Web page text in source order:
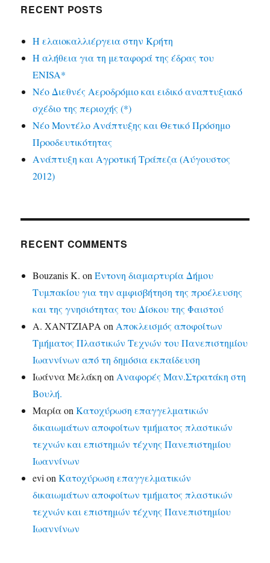
RECENT POSTS
Η ελαιοκαλλιέργεια στην Κρήτη
Η αλήθεια για τη μεταφορά της έδρας του
ENISA*
Νέο Διεθνές Αεροδρόμιο και ειδικό αναπτυξιακό
σχέδιο της περιοχής (*)
Νέο Μοντέλο Ανάπτυξης και Θετικό Πρόσημο
Προοδευτικότητας
Ανάπτυξη και Αγροτική Τράπεζα (Αύγουστος
2012)
RECENT COMMENTS
Bouzanis K. onΈντονη διαμαρτυρία Δήμου
Τυμπακίου για την αμφισβήτηση της προέλευσης
και της γνησιότητας του Δίσκου της Φαιστού
Α. ΧΑΝΤΖΙΑΡΑ on Αποκλεισμός αποφοίτων
Τμήματος Πλαστικών Τεχνών του Πανεπιστημίου
Ιωαννίνων από τη δημόσια εκπαίδευση
Ιωάννα Μελάκη on Αναφορές Μαν.Στρατάκη στη
Βουλή.
ΜαρίαonΚατοχύρωση επαγγελματικών
δικαιωμάτων αποφοίτων τμήματος πλαστικών
τεχνών και επιστημών τέχνης Πανεπιστημίου
Ιωαννίνων
evi onΚατοχύρωση επαγγελματικών
δικαιωμάτων αποφοίτων τμήματος πλαστικών
τεχνών και επιστημών τέχνης Πανεπιστημίου
Ιωαννίνων